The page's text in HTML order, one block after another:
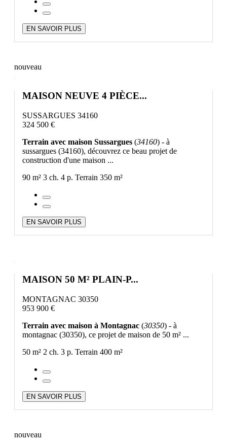
EN SAVOIR PLUS
nouveau
MAISON NEUVE 4 PIÈCE...
SUSSARGUES 34160
324 500 €
Terrain avec maison Sussargues (34160) - à
sussargues (34160), découvrez ce beau projet de
construction d'une maison ...
90 m² 3 ch. 4 p. Terrain 350 m²
EN SAVOIR PLUS
MAISON 50 M² PLAIN-P...
MONTAGNAC 30350
953 900 €
Terrain avec maison à Montagnac (30350) - à
montagnac (30350), ce projet de maison de 50 m² ...
50 m² 2 ch. 3 p. Terrain 400 m²
EN SAVOIR PLUS
nouveau